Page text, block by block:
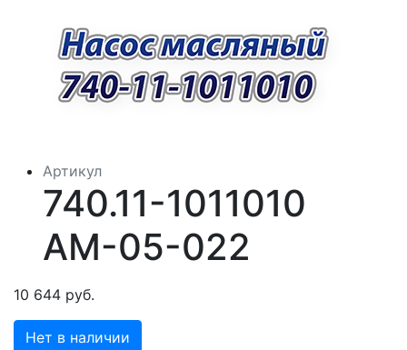
Артикул
740.11-1011010
АМ-05-022
10 644 руб.
Нет в наличии